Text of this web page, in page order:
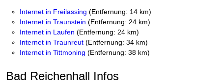
Internet in Freilassing (Entfernung: 14 km)
Internet in Traunstein (Entfernung: 24 km)
Internet in Laufen (Entfernung: 24 km)
Internet in Traunreut (Entfernung: 34 km)
Internet in Tittmoning (Entfernung: 38 km)
Bad Reichenhall Infos